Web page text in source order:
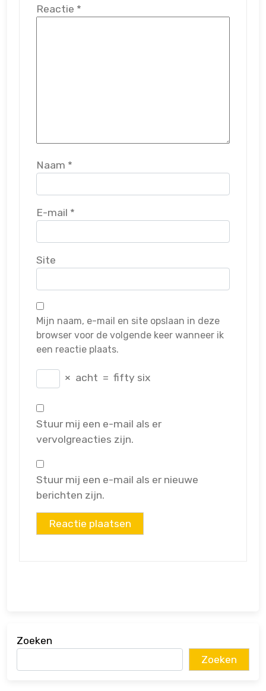
Reactie *
Naam *
E-mail *
Site
Mijn naam, e-mail en site opslaan in deze
browser voor de volgende keer wanneer ik
een reactie plaats.
× acht = fifty six
Stuur mij een e-mail als er
vervolgreacties zijn.
Stuur mij een e-mail als er nieuwe
berichten zijn.
Zoeken
Zoeken